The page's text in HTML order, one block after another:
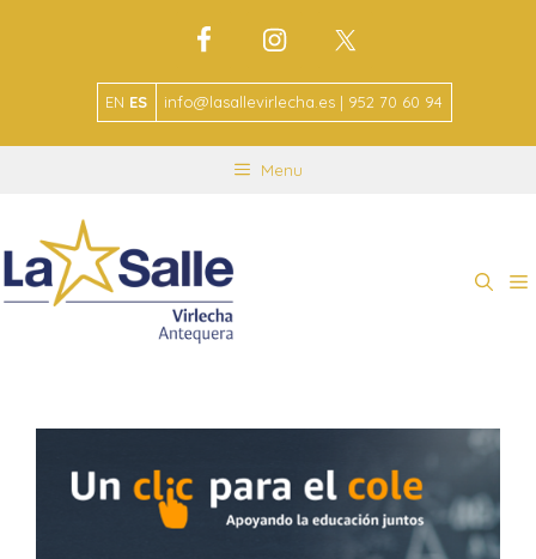
EN ES info@lasallevirlecha.es | 952 70 60 94
Menu